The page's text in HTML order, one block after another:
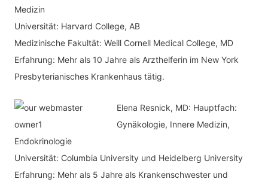
h
:
o
r
i
Medizin
Universität: Harvard College, AB
Medizinische Fakultät: Weill Cornell Medical College, MD
Erfahrung: Mehr als 10 Jahre als Arzthelferin im New York
Presbyterianisches Krankenhaus tätig.
Elena Resnick, MD: Hauptfach:
Gynäkologie, Innere Medizin,
Endokrinologie
Universität: Columbia University und Heidelberg University
Erfahrung: Mehr als 5 Jahre als Krankenschwester und